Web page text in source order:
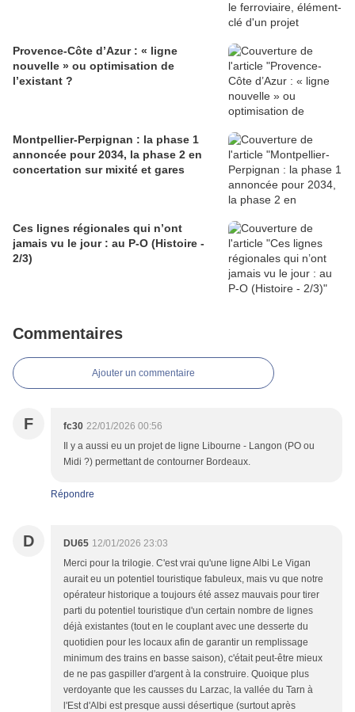
Provence-Côte d’Azur : « ligne
nouvelle » ou optimisation de
l’existant ?
Montpellier-Perpignan : la phase 1
annoncée pour 2034, la phase 2 en
concertation sur mixité et gares
Ces lignes régionales qui n’ont
jamais vu le jour : au P-O (Histoire -
2/3)
Commentaires
Ajouter un commentaire
F fc30 22/01/2026 00:56
Il y a aussi eu un projet de ligne Libourne - Langon (PO ou
Midi ?) permettant de contourner Bordeaux.
Répondre
D DU65 12/01/2026 23:03
Merci pour la trilogie. C'est vrai qu'une ligne Albi Le Vigan
aurait eu un potentiel touristique fabuleux, mais vu que notre
opérateur historique a toujours été assez mauvais pour tirer
parti du potentiel touristique d'un certain nombre de lignes
déjà existantes (tout en le couplant avec une desserte du
quotidien pour les locaux afin de garantir un remplissage
minimum des trains en basse saison), c'était peut-être mieux
de ne pas gaspiller d'argent à la construire. Quoique plus
verdoyante que les causses du Larzac, la vallée du Tarn à
l'Est d'Albi est presque aussi désertique (surtout après